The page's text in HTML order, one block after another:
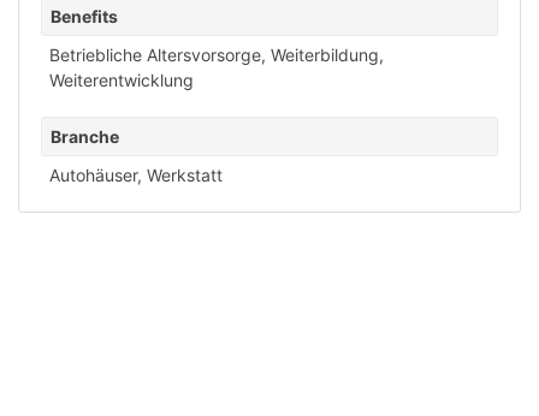
Benefits
Betriebliche Altersvorsorge, Weiterbildung,
Weiterentwicklung
Branche
Autohäuser, Werkstatt